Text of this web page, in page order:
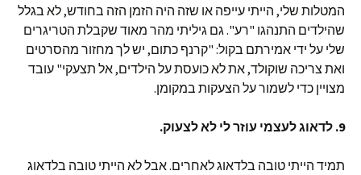
המטלות שלי, הייתי עייפה או שזה היה הזמן הזה בחודש, לא בגלל
שהילדים התנהגו "רע". גם גיליתי מהר מאוד שקבלת הטריגרים
שלי על ידי אמירתם בקול: "קרנף כתום, יש לך מחזור מהסרטים
ואת צריכה שוקולד, את לא כועסת על הילדים, אל תצעקי" עובד
מצויין כדי לשמור על הצעקות במקומן.
9. לדאוג לעצמי עוזר לי לא לצעוק.
תמיד הייתי טובה בלדאוג לאחרים. אבל לא הייתי טובה בלדאוג